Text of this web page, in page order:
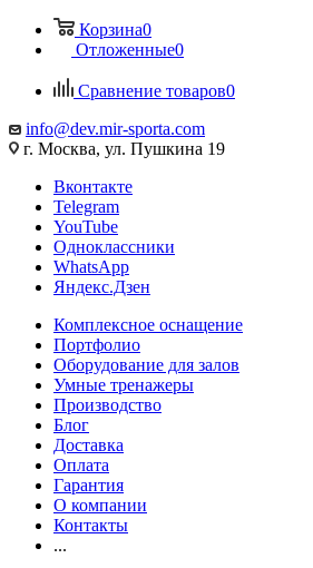
Корзина0
Отложенные0
Сравнение товаров0
info@dev.mir-sporta.com
г. Москва, ул. Пушкина 19
Вконтакте
Telegram
YouTube
Одноклассники
WhatsApp
Яндекс.Дзен
Комплексное оснащение
Портфолио
Оборудование для залов
Умные тренажеры
Производство
Блог
Доставка
Оплата
Гарантия
О компании
Контакты
...